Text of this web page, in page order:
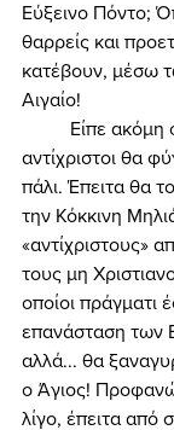
Εύξεινο Πόντο;
θαρρείς και
κατέβουν, μέσω
Αιγαίο!
αντίχριστοι θα
πάλι. Έπειτα θα
την Κόκκινη
«αντίχριστους»
τους μη
οποίοι πράγματι
επανάσταση των
αλλά... θα
ο Άγιος!
λίγο, έπειτα από